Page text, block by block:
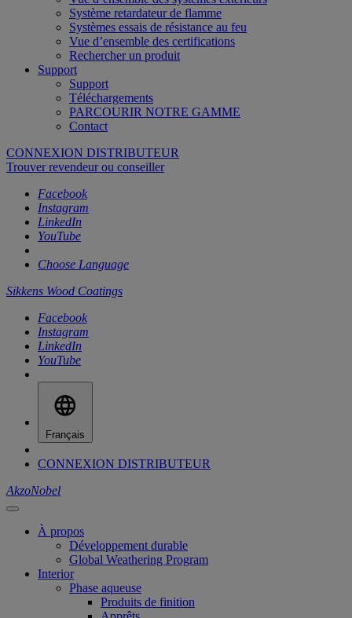
Système retardateur de flamme
Systèmes essais de résistance au feu
Vue d’ensemble des certifications
Rechercher un produit
Support
Support
Téléchargements
PARCOURIR NOTRE GAMME
Contact
CONNEXION DISTRIBUTEUR
Trouver revendeur ou conseiller
Facebook
Instagram
LinkedIn
YouTube
Choose Language
Sikkens Wood Coatings
Facebook
Instagram
LinkedIn
YouTube
Français
CONNEXION DISTRIBUTEUR
AkzoNobel
À propos
Développement durable
Global Weathering Program
Interior
Phase aqueuse
Produits de finition